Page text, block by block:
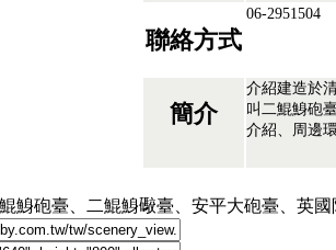
聯絡方式
06-2951504
簡介
介紹建造於
叫二鯤鯓砲
介紹、周邊
鯓砲臺、二鯤鯓礮臺、安平大砲臺、英